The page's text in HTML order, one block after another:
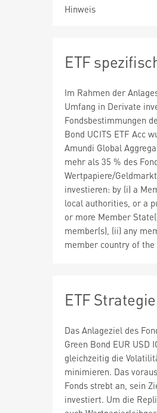
Hinweis
ETF
Im Rahmen der
Umfang in Derivate
Fondsbestimmungen
Bond UCITS ETF Acc
Amundi Global
mehr als 35 % des
Wertpapiere/
investieren: by (i) a
local authorities, or a
or more Member
member(s), (ii) any
member country of
ETF Strategie
Das Anlageziel des
Green Bond EUR
gleichzeitig die
minimieren. Das
Fonds strebt an, sein
investiert. Um die